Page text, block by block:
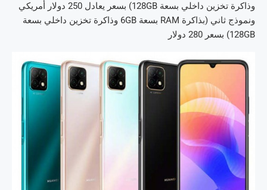
وذاكرة تخزين داخلي بسعة 128GB) بسعر يعادل 250 دولار أمريكي
ونموذج ثاني (بذاكرة RAM بسعة 6GB وذاكرة تخزين داخلي بسعة
128GB) بسعر 280 دولار